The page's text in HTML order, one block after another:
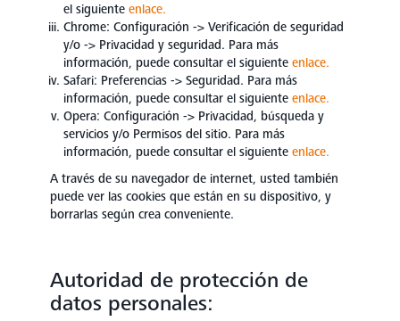
el siguiente enlace.
Chrome: Configuración -> Verificación de seguridad
y/o -> Privacidad y seguridad. Para más
información, puede consultar el siguiente enlace.
Safari: Preferencias -> Seguridad. Para más
información, puede consultar el siguiente enlace.
Opera: Configuración -> Privacidad, búsqueda y
servicios y/o Permisos del sitio. Para más
información, puede consultar el siguiente enlace.
A través de su navegador de internet, usted también
puede ver las cookies que están en su dispositivo, y
borrarlas según crea conveniente.
Autoridad de protección de
datos personales: